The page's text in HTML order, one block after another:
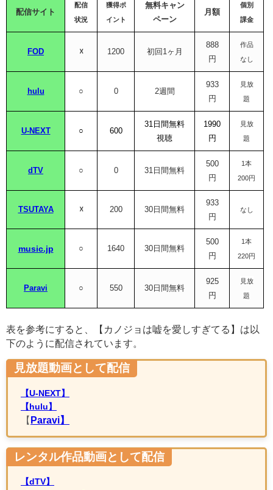
配信サイト
配信
状況
獲得ポ
イント
無料キャン
ペーン
月額
個別
課金
FOD ☓ 1200 初回1ヶ月
888
円
作品
なし
hulu ○ 0 2週間
933
円
見放
題
U-NEXT ○ 600
31日間無料
視聴
1990
円
見放
題
dTV ○ 0 31日間無料
500
円
1本
200円
TSUTAYA ☓ 200 30日間無料
933
円
なし
music.jp ○ 1640 30日間無料
500
円
1本
220円
Paravi ○ 550 30日間無料
925
円
見放
題
表を参考にすると、【カノジョは嘘を愛しすぎてる】は以
下のように配信されています。
見放題動画として配信
【U-NEXT】
【hulu】
【 Paravi】
レンタル作品動画として配信
【dTV】